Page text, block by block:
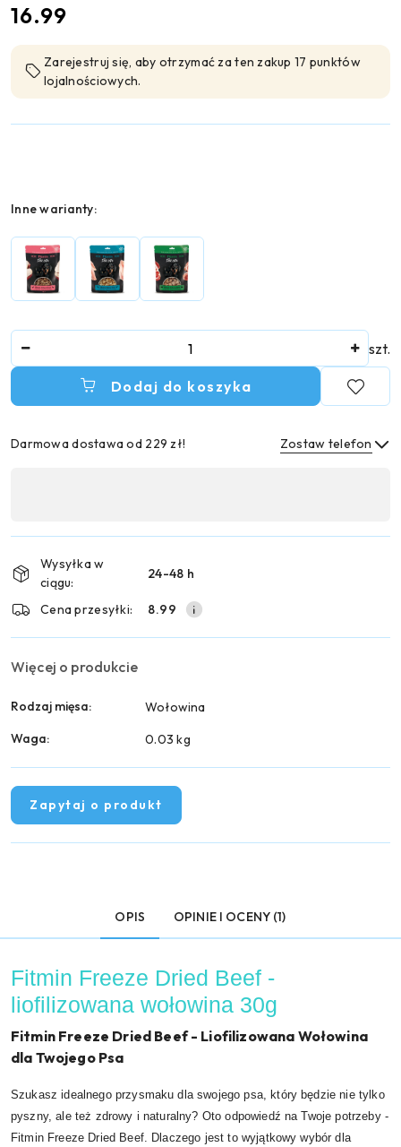
cena:
16.99
Zarejestruj się, aby otrzymać za ten zakup 17 punktów
lojalnościowych.
Wariant
Inne warianty:
szt.
Dodaj do koszyka
Darmowa dostawa od 229 zł! Zostaw telefon
płatność
dostawa
Wysyłka w
ciągu:
24-48 h
Cena przesyłki: 8.99
Więcej o produkcie
Rodzaj mięsa:
Wołowina
Waga:
0.03 kg
Zapytaj o produkt
OPIS OPINIE I OCENY (1)
Fitmin Freeze Dried Beef -
liofilizowana wołowina 30g
Fitmin Freeze Dried Beef - Liofilizowana Wołowina
dla Twojego Psa
Szukasz idealnego przysmaku dla swojego psa, który będzie nie tylko
pyszny, ale też zdrowy i naturalny? Oto odpowiedź na Twoje potrzeby -
Fitmin Freeze Dried Beef. Dlaczego jest to wyjątkowy wybór dla